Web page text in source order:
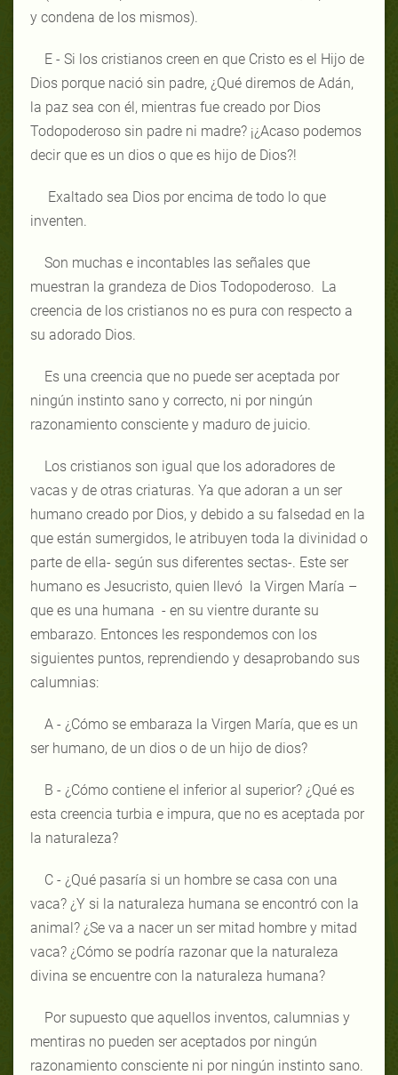
y condena de los mismos).
E - Si los cristianos creen en que Cristo es el Hijo de
Dios porque nació sin padre, ¿Qué diremos de Adán,
la paz sea con él, mientras fue creado por Dios
Todopoderoso sin padre ni madre? ¡¿Acaso podemos
decir que es un dios o que es hijo de Dios?!
Exaltado sea Dios por encima de todo lo que
inventen.
Son muchas e incontables las señales que
muestran la grandeza de Dios Todopoderoso. La
creencia de los cristianos no es pura con respecto a
su adorado Dios.
Es una creencia que no puede ser aceptada por
ningún instinto sano y correcto, ni por ningún
razonamiento consciente y maduro de juicio.
Los cristianos son igual que los adoradores de
vacas y de otras criaturas. Ya que adoran a un ser
humano creado por Dios, y debido a su falsedad en la
que están sumergidos, le atribuyen toda la divinidad o
parte de ella- según sus diferentes sectas-. Este ser
humano es Jesucristo, quien llevó la Virgen María –
que es una humana - en su vientre durante su
embarazo. Entonces les respondemos con los
siguientes puntos, reprendiendo y desaprobando sus
calumnias:
A - ¿Cómo se embaraza la Virgen María, que es un
ser humano, de un dios o de un hijo de dios?
B - ¿Cómo contiene el inferior al superior? ¿Qué es
esta creencia turbia e impura, que no es aceptada por
la naturaleza?
C - ¿Qué pasaría si un hombre se casa con una
vaca? ¿Y si la naturaleza humana se encontró con la
animal? ¿Se va a nacer un ser mitad hombre y mitad
vaca? ¿Cómo se podría razonar que la naturaleza
divina se encuentre con la naturaleza humana?
Por supuesto que aquellos inventos, calumnias y
mentiras no pueden ser aceptados por ningún
razonamiento consciente ni por ningún instinto sano.